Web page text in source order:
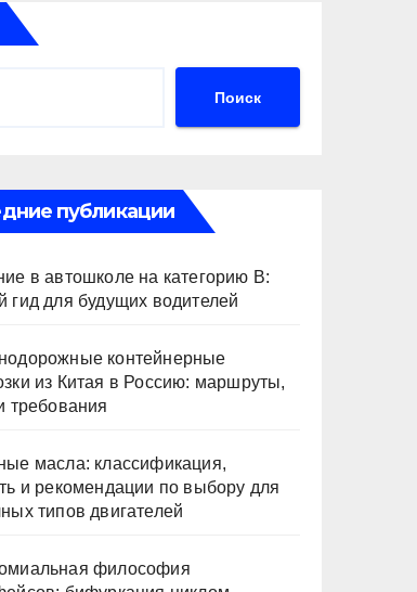
Поиск
публикации
в автошколе на категорию В:
гид для будущих водителей
контейнерные
из Китая в Россию: маршруты,
требования
масла: классификация,
и рекомендации по выбору для
типов двигателей
философия